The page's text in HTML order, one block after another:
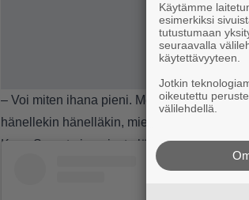
– Voi miten ihana pieni. Meillä on aina
hänellekin hänelläkin, miettii eräs.
Kuva Sarasta ja pojasta löytyytäältäja tästä
Käytämme
esimerkiksi
tutustumaan
seuraavalla
käytettävyyteen.
Jotkin
oikeutettu
välilehdellä.